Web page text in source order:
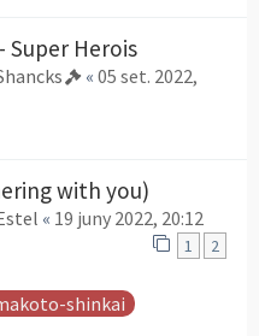
Super Herois
« 05 set. 2022,
with you)
« 19 juny 2022, 20:12
1 2
shinkai